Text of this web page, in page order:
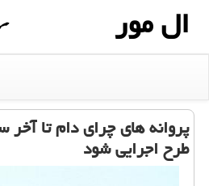
ال مور
طرح اجرایی شود